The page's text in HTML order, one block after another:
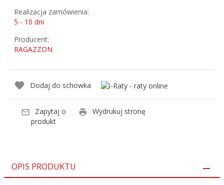
Realizacja zamówienia:
5 - 10 dni
Producent:
RAGAZZON
Dodaj do schowka
Zapytaj o
produkt
Wydrukuj stronę
OPIS PRODUKTU